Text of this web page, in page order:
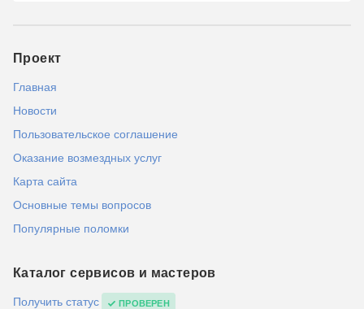
Проект
Главная
Новости
Пользовательское соглашение
Оказание возмездных услуг
Карта сайта
Основные темы вопросов
Популярные поломки
Каталог сервисов и мастеров
Получить статус ПРОВЕРЕН